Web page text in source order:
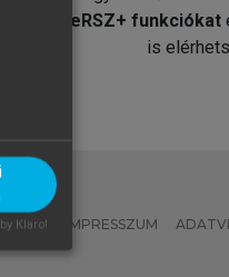
MeRSZ+ funkciókat
is
IMPRESSZUM
Klaro!